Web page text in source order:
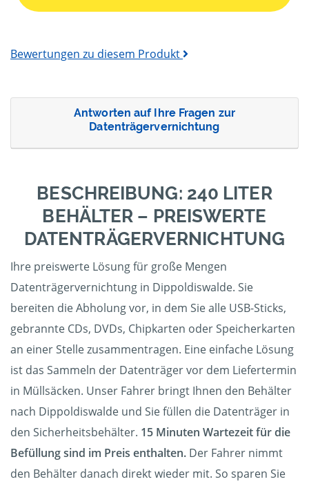
Bewertungen zu diesem Produkt
Antworten auf Ihre Fragen zur
Datenträgervernichtung
BESCHREIBUNG: 240 LITER
BEHÄLTER – PREISWERTE
DATENTRÄGERVERNICHTUNG
Ihre preiswerte Lösung für große Mengen
Datenträgervernichtung in Dippoldiswalde. Sie
bereiten die Abholung vor, in dem Sie alle USB-Sticks,
gebrannte CDs, DVDs, Chipkarten oder Speicherkarten
an einer Stelle zusammentragen. Eine einfache Lösung
ist das Sammeln der Datenträger vor dem Liefertermin
in Müllsäcken. Unser Fahrer bringt Ihnen den Behälter
nach Dippoldiswalde und Sie füllen die Datenträger in
den Sicherheitsbehälter. 15 Minuten Wartezeit für die
Befüllung sind im Preis enthalten. Der Fahrer nimmt
den Behälter danach direkt wieder mit. So sparen Sie